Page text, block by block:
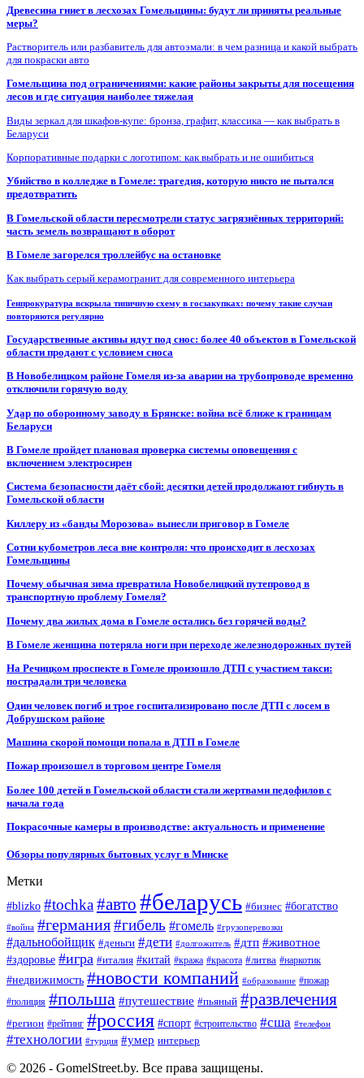
Древесина гниет в лесхозах Гомельщины: будут ли приняты реальные
меры?
Растворитель или разбавитель для автоэмали: в чем разница и какой выбрать
для покраски авто
Гомельщина под ограничениями: какие районы закрыты для посещения
лесов и где ситуация наиболее тяжелая
Виды зеркал для шкафов-купе: бронза, графит, классика — как выбрать в
Беларуси
Корпоративные подарки с логотипом: как выбрать и не ошибиться
Убийство в колледже в Гомеле: трагедия, которую никто не пытался
предотвратить
В Гомельской области пересмотрели статус загрязнённых территорий:
часть земель возвращают в оборот
В Гомеле загорелся троллейбус на остановке
Как выбрать серый керамогранит для современного интерьера
Генпрокуратура вскрыла типичную схему в госзакупках: почему такие случаи
повторяются регулярно
Государственные активы идут под снос: более 40 объектов в Гомельской
области продают с условием сноса
В Новобелицком районе Гомеля из-за аварии на трубопроводе временно
отключили горячую воду
Удар по оборонному заводу в Брянске: война всё ближе к границам
Беларуси
В Гомеле пройдет плановая проверка системы оповещения с
включением электросирен
Система безопасности даёт сбой: десятки детей продолжают гибнуть в
Гомельской области
Киллеру из «банды Морозова» вынесли приговор в Гомеле
Сотни кубометров леса вне контроля: что происходит в лесхозах
Гомельщины
Почему обычная зима превратила Новобелицкий путепровод в
транспортную проблему Гомеля?
Почему два жилых дома в Гомеле остались без горячей воды?
В Гомеле женщина потеряла ноги при переходе железнодорожных путей
На Речицком проспекте в Гомеле произошло ДТП с участием такси:
пострадали три человека
Один человек погиб и трое госпитализировано после ДТП с лосем в
Добрушском районе
Машина скорой помощи попала в ДТП в Гомеле
Пожар произошел в торговом центре Гомеля
Более 100 детей в Гомельской области стали жертвами педофилов с
начала года
Покрасочные камеры в производстве: актуальность и применение
Обзоры популярных бытовых услуг в Минске
Метки
#blizko #tochka#авто #беларусь #бизнес #богатство
#война #германия#гибель #гомель #грузоперевозки
#дальнобойщик #деньги #дети #долгожитель #дтп #животное
#здоровье #игра #италия #китай #кража #красота #литва #наркотик
#недвижимость #новости компаний #образование #пожар
#полиция #польша #путешествие #пьяный #развлечения
#регион #рейтинг #россия #спорт #строительство #сша #телефон
#технологии #турция #умер интерьер
© 2026 - GomelStreet.by. Все права защищены.